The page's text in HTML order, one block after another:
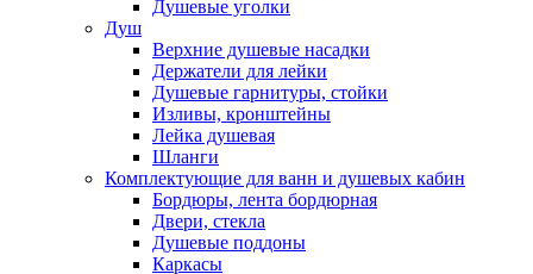
Душевые уголки
Душ
Верхние душевые насадки
Держатели для лейки
Душевые гарнитуры, стойки
Изливы, кронштейны
Лейка душевая
Шланги
Комплектующие для ванн и душевых кабин
Бордюры, лента бордюрная
Двери, стекла
Душевые поддоны
Каркасы